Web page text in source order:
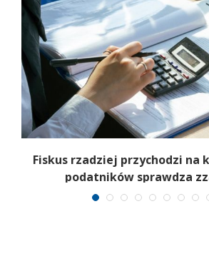
Fiskus rzadziej przychodzi na
podatników sprawdza